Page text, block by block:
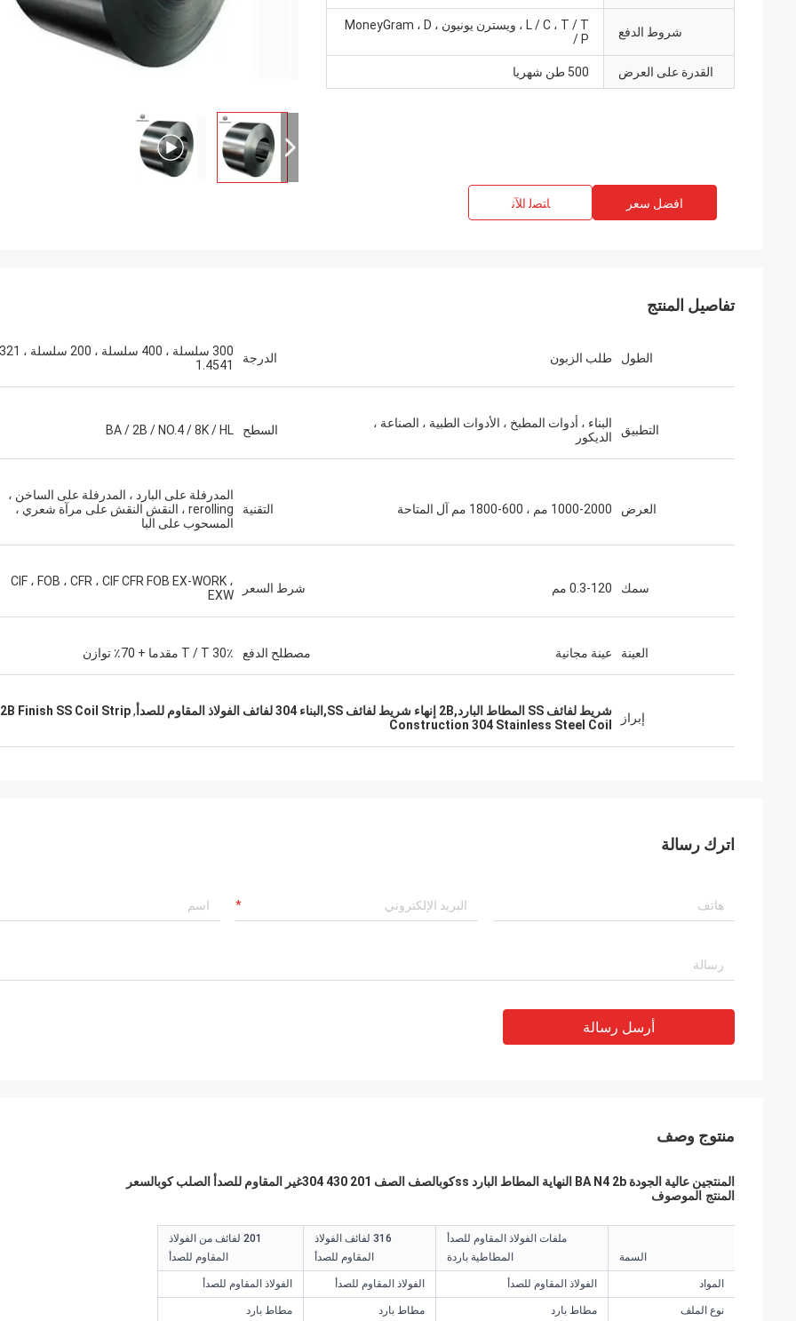
شروط الدفع
L / C ، T / T ، ويسترن يونيون ، MoneyGram ، D
/ P
القدرة على العرض 500 طن شهريا
افضل سعر ﺎﺘﺼﻟ ﺍﻶﻧ
تفاصيل المنتج
الطول طلب الزبون الدرجة 1.4541
التطبيق
البناء ، أدوات المطبخ ، الأدوات الطبية ، الصناعة ،
الديكور
السطح BA / 2B / NO.4 / 8K / HL
العرض 1000-2000 مم ، 600-1800 مم آل المتاحة التقنية
المدرفلة على البارد ، المدرفلة على الساخن ،
rerolling ، النقش النقش على مرآة شعري ،
المسحوب على البا
سمك 0.3-120 مم شرط السعر
CIF ، FOB ، CFR ، CIF CFR FOB EX-WORK ،
EXW
العينة عينة مجانية مصطلح الدفع 30٪ T / T مقدما + 70٪ توازن
إبراز شريط لفائف SS المطاط البارد,2B إنهاء شريط لفائف SS,البناء 304 لفائف الفولاذ المقاوم للصدأ ,
2B Finish SS Coil Strip
Construction 304 Stainless Steel Coil
اترك رسالة
أرسل رسالة
منتوج وصف
المنتجين عالية الجودة BA N4 2b النهاية المطاط البارد ss كوبالصف الصف 201 430 304 غير المقاوم للصدأ الصلب كوبالسعر
المنتج الموصوف
السمة
ملفات الفولاذ المقاوم للصدأ
المطاطية باردة
316 لفائف الفولاذ
المقاوم للصدأ
201 لفائف من الفولاذ
المقاوم للصدأ
المواد الفولاذ المقاوم للصدأ الفولاذ المقاوم للصدأ الفولاذ المقاوم للصدأ
نوع الملف مطاط بارد مطاط بارد مطاط بارد